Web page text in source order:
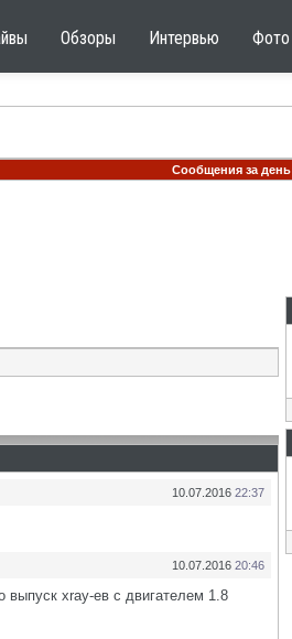
Обзоры Интервью Фото
Сообщения за день
10.07.2016 22:37
10.07.2016 20:46
выпуск xray-ев с двигателем 1.8